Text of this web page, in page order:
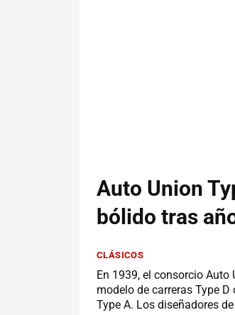
Auto Union
bólido tras
CLÁSICOS
En 1939, el consorcio Auto
modelo de carreras Type
Type A. Los diseñadores